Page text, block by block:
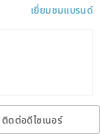
เยี่ยมชมแบรนด์
ติดต่อดีไซเนอร์